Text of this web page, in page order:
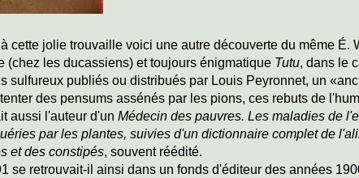
cette jolie trouvaille voici une autre découverte du même É.
(chez les ducassiens) et toujours énigmatique Tutu, dans le
sulfureux publiés ou distribués par Louis Peyronnet, un
des pensums assénés par les pions, ces rebuts de
aussi l'auteur d'un Médecin des pauvres. Les maladies de
par les plantes, suivies d'un dictionnaire complet de
et des constipés, souvent réédité.
se retrouvait-il ainsi dans un fonds d'éditeur des années